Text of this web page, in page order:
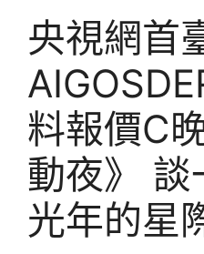
央視網首
料報價C
動夜》 談
光年的星